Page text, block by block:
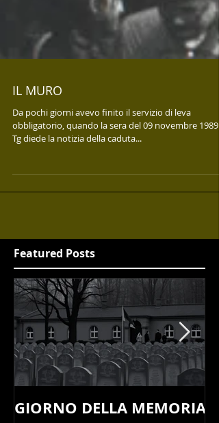
IL MURO
Da pochi giorni avevo finito il servizio di leva
Featured Posts